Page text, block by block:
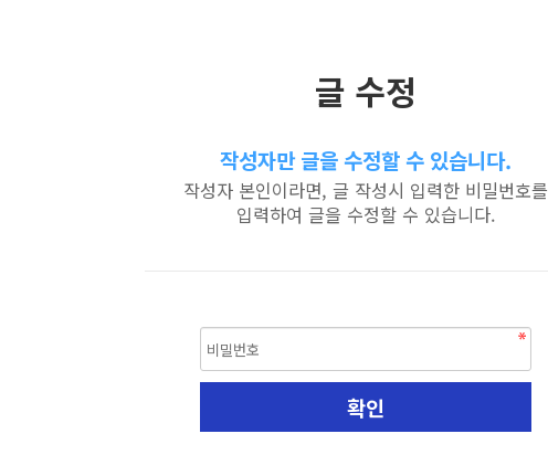
글 수정
작성자만 글을 수정할 수 있습니다.
작성자 본인이라면, 글 작성시 입력한 비밀번호를
입력하여 글을 수정할 수 있습니다.